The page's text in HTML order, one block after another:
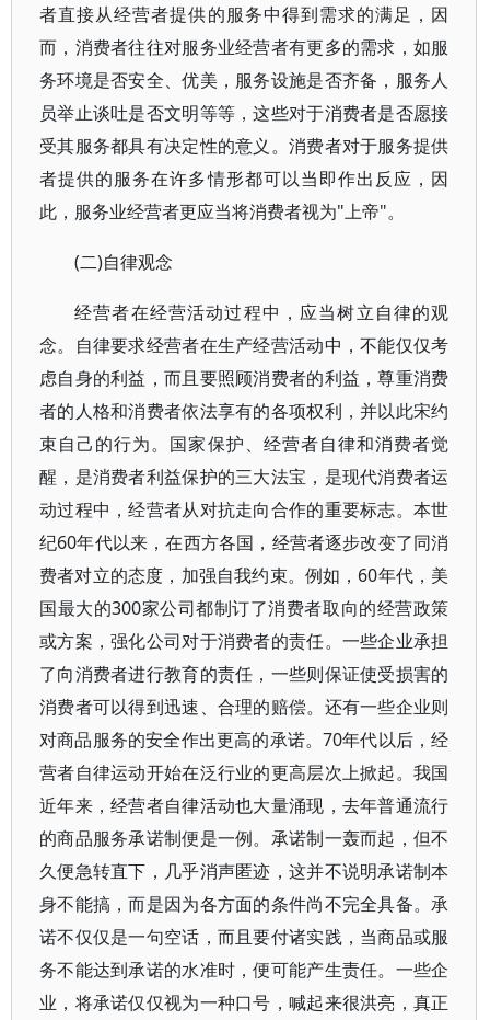
者直接从经营者提供的服务中得到需求的满足，因
而，消费者往往对服务业经营者有更多的需求，如服
务环境是否安全、优美，服务设施是否齐备，服务人
员举止谈吐是否文明等等，这些对于消费者是否愿接
受其服务都具有决定性的意义。消费者对于服务提供
者提供的服务在许多情形都可以当即作出反应，因
此，服务业经营者更应当将消费者视为"上帝"。
(二)自律观念
经营者在经营活动过程中，应当树立自律的观
念。自律要求经营者在生产经营活动中，不能仅仅考
虑自身的利益，而且要照顾消费者的利益，尊重消费
者的人格和消费者依法享有的各项权利，并以此宋约
束自己的行为。国家保护、经营者自律和消费者觉
醒，是消费者利益保护的三大法宝，是现代消费者运
动过程中，经营者从对抗走向合作的重要标志。本世
纪60年代以来，在西方各国，经营者逐步改变了同消
费者对立的态度，加强自我约束。例如，60年代，美
国最大的300家公司都制订了消费者取向的经营政策
或方案，强化公司对于消费者的责任。一些企业承担
了向消费者进行教育的责任，一些则保证使受损害的
消费者可以得到迅速、合理的赔偿。还有一些企业则
对商品服务的安全作出更高的承诺。70年代以后，经
营者自律运动开始在泛行业的更高层次上掀起。我国
近年来，经营者自律活动也大量涌现，去年普通流行
的商品服务承诺制便是一例。承诺制一轰而起，但不
久便急转直下，几乎消声匿迹，这并不说明承诺制本
身不能搞，而是因为各方面的条件尚不完全具备。承
诺不仅仅是一句空话，而且要付诸实践，当商品或服
务不能达到承诺的水准时，便可能产生责任。一些企
业，将承诺仅仅视为一种口号，喊起来很洪亮，真正